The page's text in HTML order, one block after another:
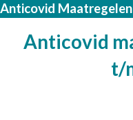
Anticovid
Anticovid
t/